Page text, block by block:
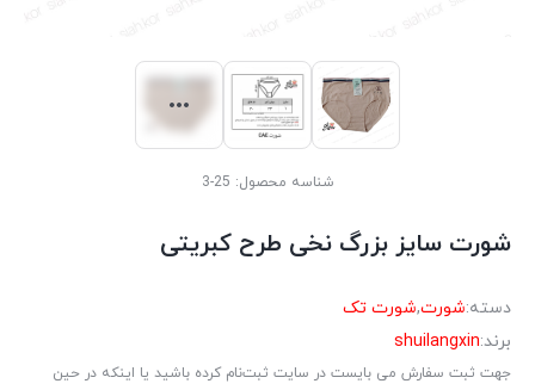
شناسه محصول: 25-3
شورت سایز بزرگ نخی طرح کبریتی
دسته:شورت,شورت تک
برند:shuilangxin
جهت ثبت سفارش می بایست در سایت ثبت‌نام کرده باشید یا اینکه در حین